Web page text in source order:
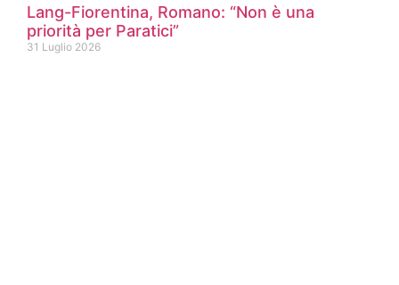
Lang-Fiorentina, Romano: “Non è una
priorità per Paratici”
31 Luglio 2026